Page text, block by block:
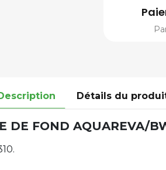
Détails du
DE FOND AQUAREVA/